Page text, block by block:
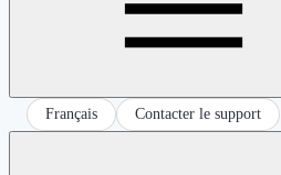
Français
Contacter le support